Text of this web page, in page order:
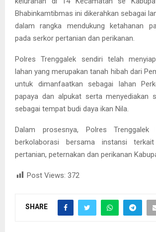
Bhabinkamtibmas ini dikerahkan sebagai
dalam rangka mendukung ketahanan
pada serkor pertanian dan perikanan.
Polres Trenggalek sendiri telah
lahan yang merupakan tanah hibah dari
untuk dimanfaatkan sebagai lahan
papaya dan alpukat serta menyediakan
sebagai tempat budi daya ikan Nila.
Dalam prosesnya, Polres Trenggalek
berkolaborasi bersama instansi
pertanian, peternakan dan perikanan
Post Views: 372
SHARE